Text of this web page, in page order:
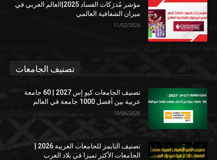
مؤشر مُدرَكات الفساد 2025|العالم العربي في
ميزان الشفافية العالمي
11/02/2026
تصنيف الجامعات
تصنيف الجامعات كيو إس 2027 | 60 جامعة
عربية بين أفضل 1000 جامعة في العالم
19/06/2026
الجامعات الأكثر تميزا في بلاد العرب